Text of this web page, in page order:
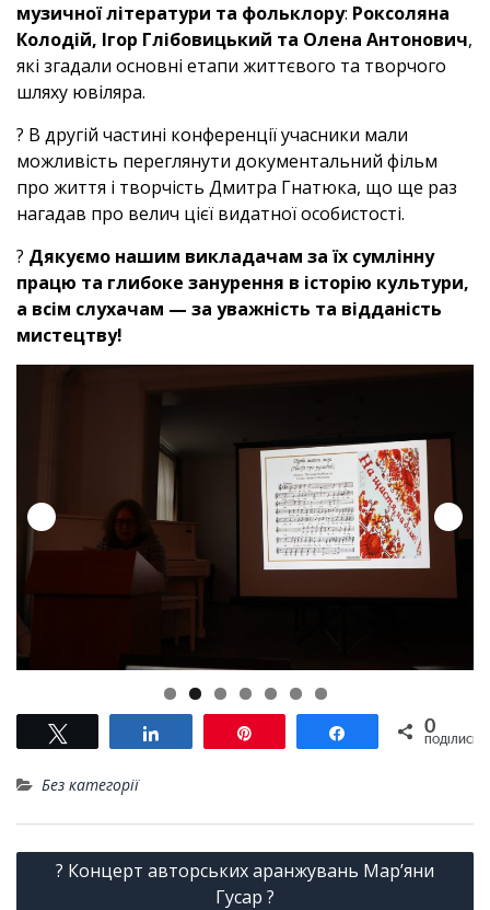
музичної літератури та фольклору: Роксоляна
Колодій, Ігор Глібовицький та Олена Антонович,
які згадали основні етапи життєвого та творчого
шляху ювіляра.
?️ В другій частині конференції учасники мали
можливість переглянути документальний фільм
про життя і творчість Дмитра Гнатюка, що ще раз
нагадав про велич цієї видатної особистості.
? Дякуємо нашим викладачам за їх сумлінну
працю та глибоке занурення в історію культури,
а всім слухачам — за уважність та відданість
мистецтву!
Поділитися Поділитися
0
ПОДІЛИСЬ
Без категорії
Навігація
? Концерт авторських аранжувань Мар’яни
Гусар ?